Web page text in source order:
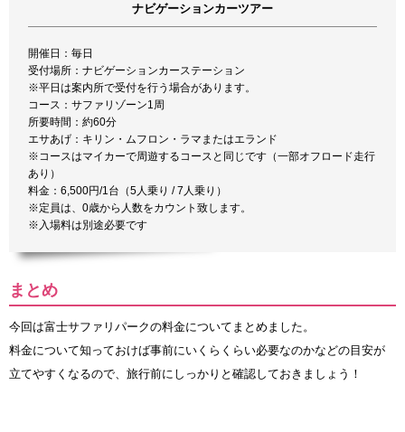
ナビゲーションカーツアー
開催日：毎日
受付場所：ナビゲーションカーステーション
※平日は案内所で受付を行う場合があります。
コース：サファリゾーン1周
所要時間：約60分
エサあげ：キリン・ムフロン・ラマまたはエランド
※コースはマイカーで周遊するコースと同じです（一部オフロード走行
あり）
料金：6,500円/1台（5人乗り / 7人乗り）
※定員は、0歳から人数をカウント致します。
※入場料は別途必要です
まとめ
今回は富士サファリパークの料金についてまとめました。
料金について知っておけば事前にいくらくらい必要なのかなどの目安が
立てやすくなるので、旅行前にしっかりと確認しておきましょう！